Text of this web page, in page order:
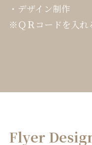
・デザイン制作
※ＱＲコードを入れ
Flyer